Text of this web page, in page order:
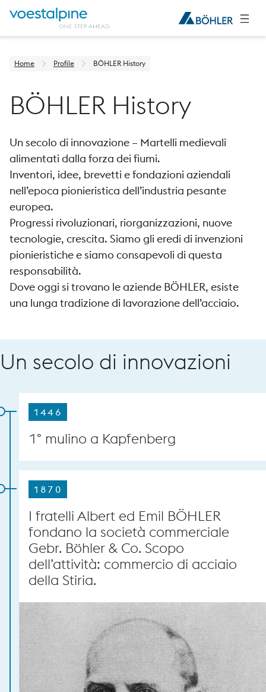
Home Profile BÖHLER History
BÖHLER History
Un secolo di innovazione – Martelli medievali
alimentati dalla forza dei fiumi.
Inventori, idee, brevetti e fondazioni aziendali
nell’epoca pionieristica dell’industria pesante
europea.
Progressi rivoluzionari, riorganizzazioni, nuove
tecnologie, crescita. Siamo gli eredi di invenzioni
pionieristiche e siamo consapevoli di questa
responsabilità.
Dove oggi si trovano le aziende BÖHLER, esiste
una lunga tradizione di lavorazione dell’acciaio.
Un secolo di innovazioni
1446
1° mulino a Kapfenberg
1870
I fratelli Albert ed Emil BÖHLER
fondano la società commerciale
Gebr. Böhler & Co. Scopo
dell’attività: commercio di acciaio
della Stiria.